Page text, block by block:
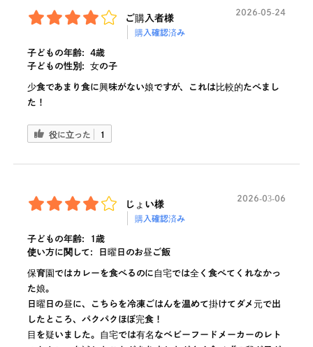
ご購入者様
購入確認済み
2026-05-24
子どもの年齢:
4歳
子どもの性別:
女の子
少食であまり食に興味がない娘ですが、これは比較的たべまし
た！
役に立った 1
じょい様
購入確認済み
2026-03-06
子どもの年齢:
1歳
使い方に関して:
日曜日のお昼ご飯
保育園ではカレーを食べるのに自宅では全く食べてくれなかっ
た娘。
日曜日の昼に、こちらを冷凍ごはんを温めて掛けてダメ元で出
したところ、パクパクほぼ完食！
目を疑いました。自宅では有名なベビーフードメーカーのレト